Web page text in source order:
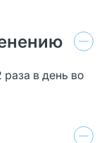
в день во